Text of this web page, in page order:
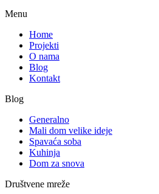
Menu
Home
Projekti
O nama
Blog
Kontakt
Blog
Generalno
Mali dom velike ideje
Spavaća soba
Kuhinja
Dom za snova
Društvene mreže